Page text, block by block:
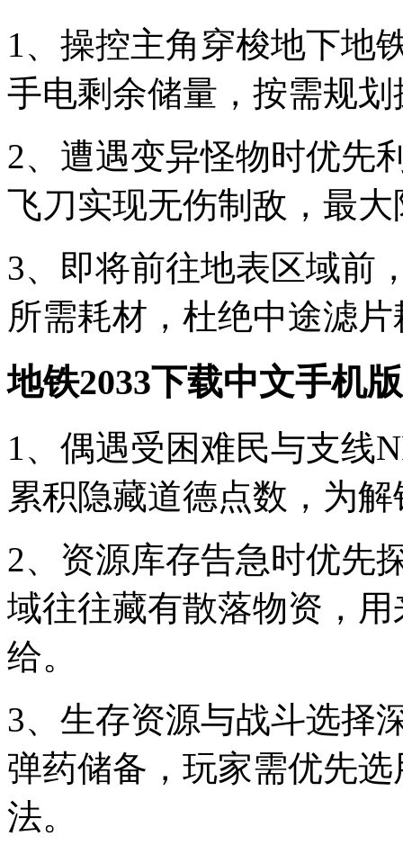
1、操控主角穿梭地下地
手电剩余储量，按需规
2、遭遇变异怪物时优先
飞刀实现无伤制敌，最
3、即将前往地表区域前
所需耗材，杜绝中途滤
地铁2033下载中文手机
1、偶遇受困难民与支线
累积隐藏道德点数，为
2、资源库存告急时优先
域往往藏有散落物资，
给。
3、生存资源与战斗选择
弹药储备，玩家需优先
法。